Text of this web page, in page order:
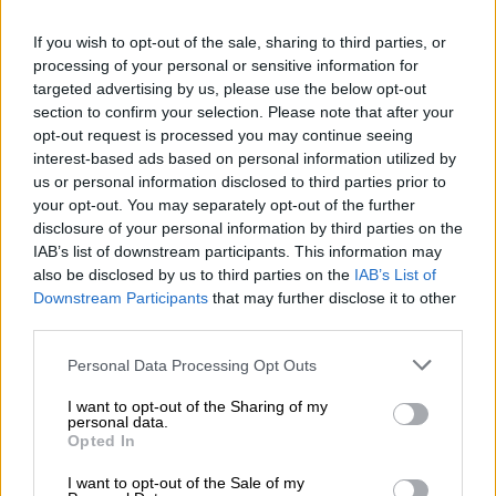
If you wish to opt-out of the sale, sharing to third parties, or
processing of your personal or sensitive information for
targeted advertising by us, please use the below opt-out
section to confirm your selection. Please note that after your
opt-out request is processed you may continue seeing
interest-based ads based on personal information utilized by
us or personal information disclosed to third parties prior to
your opt-out. You may separately opt-out of the further
disclosure of your personal information by third parties on the
IAB’s list of downstream participants. This information may
also be disclosed by us to third parties on the IAB’s List of
Downstream Participants that may further disclose it to other
Please note that this website/app uses one or more Google
not limited to your visit or usage behaviour. You may click to
grant or deny consent to Google and its third-party tags to
use your data for below specified purposes in below Google
consent section.
Personal Data Processing Opt Outs
I want to opt-out of the Sharing of my
personal data.
Opted In
I want to opt-out of the Sale of my
Ελλάδα | 20.04.2023 08:40
Επιχείρηση διάσωσης μεταναστών
στον Μεσσηνιακό Κόλπο -
Πληροφορίες για έναν νεκρό
Ό,τι και αν ήταν, η πολεμική αεροπορία
φάνηκε βέβαιη ότιδεν προκλήθηκε από
ρωσική αεροπορική επίθεση-ένα γεγονός
πολύ γνώριμο από την εισβολή της Ρωσίας